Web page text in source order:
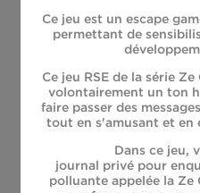
Ce jeu est un escape
permettant de
Ce jeu RSE de la série
volontairement un ton
faire passer des
tout en s'amusant et en
Dans ce jeu,
journal privé pour
polluante appelée la Ze